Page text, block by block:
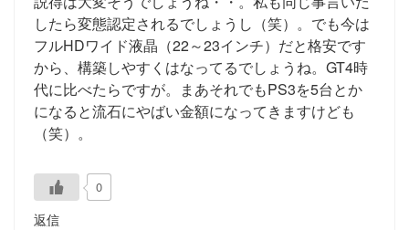
したら変態認定されるでしょうし（笑）。でも今は
フルHDワイド液晶（22～23インチ）だと格安です
から、構築しやすくはなってるでしょうね。GT4時
代に比べたらですが。まあそれでもPS3を5台とか
になると流石にやばい金額になってきますけども
（笑）。
0
返信